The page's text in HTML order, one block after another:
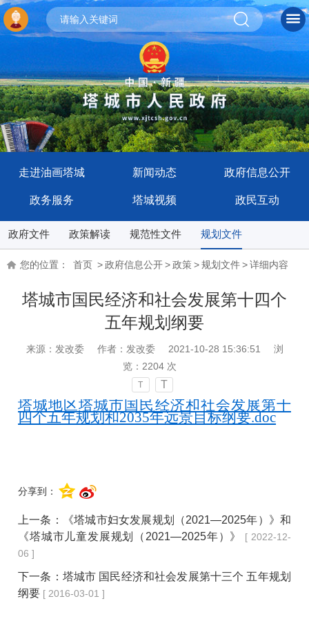
走进油画塔城 新闻动态 政府信息公开
政务服务 塔城视频 政民互动
政府文件 政策解读 规范性文件 规划文件
您的位置： 首页 >政府信息公开>政策>规划文件>详细内容
塔城市国民经济和社会发展第十四个
五年规划纲要
来源：发改委 作者：发改委 2021-10-28 15:36:51
浏
览： 2204次
T T
塔城地区塔城市国民经济和社会发展第十
四个五年规划和2035年远景目标纲要.doc
分享到：
上一条：
《塔城市妇女发展规划（2021—2025年）》和
《塔城市儿童发展规划（2021—2025年）》
[ 2022-12-
06 ]
下一条： 塔城市 国民经济和社会发展第十三个 五年规划
纲要 [ 2016-03-01 ]